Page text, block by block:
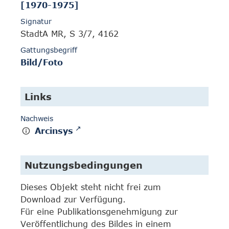
[1970-1975]
Signatur
StadtA MR, S 3/7, 4162
Gattungsbegriff
Bild/Foto
Links
Nachweis
Arcinsys
Nutzungsbedingungen
Dieses Objekt steht nicht frei zum
Download zur Verfügung.
Für eine Publikationsgenehmigung zur
Veröffentlichung des Bildes in einem